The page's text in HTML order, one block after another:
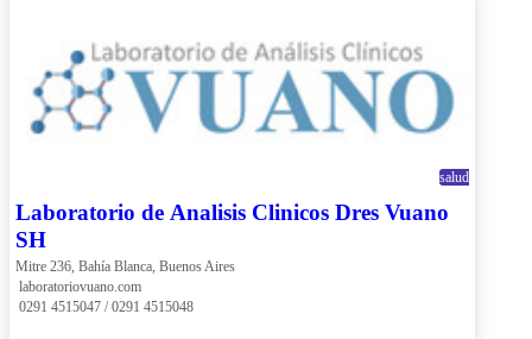
salud
Laboratorio de Analisis Clinicos Dres Vuano
SH
Mitre 236, Bahía Blanca, Buenos Aires
laboratoriovuano.com
0291 4515047 / 0291 4515048